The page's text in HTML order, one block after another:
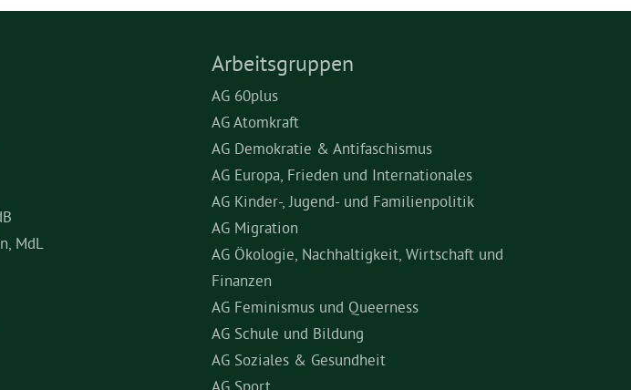
MdL
Arbeitsgruppen
AG 60plus
AG Atomkraft
AG Demokratie & Antifaschismus
AG Europa, Frieden und Internationales
AG Kinder-, Jugend- und Familienpolitik
AG Migration
AG Ökologie, Nachhaltigkeit, Wirtschaft und
Finanzen
AG Feminismus und Queerness
AG Schule und Bildung
AG Soziales & Gesundheit
AG Sport